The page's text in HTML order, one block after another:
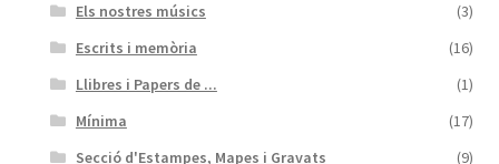
Els nostres músics
(3)
Escrits i memòria
(16)
Llibres i Papers de ...
(1)
Mínima
(17)
Secció d'Estampes, Mapes i Gravats
(9)